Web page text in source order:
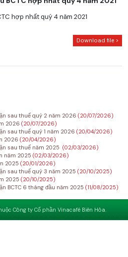
hợp nhất quý 4 năm 2021
Download file >
sau thuế quý 2 năm 2026 (20/07/2026)
2026 (20/07/2026)
sau thuế quý 1 năm 2026 (20/04/2026)
2026 (20/04/2026)
sau thuế năm 2025 (02/03/2026)
năm 2025 (02/03/2026)
2025 (20/01/2026)
sau thuế quý 3 năm 2025 (20/10/2025)
2025 (20/10/2025)
BCTC 6 tháng đầu năm 2025 (11/08/2025)
Công ty Cổ phần Vinacafé Biên Hòa.